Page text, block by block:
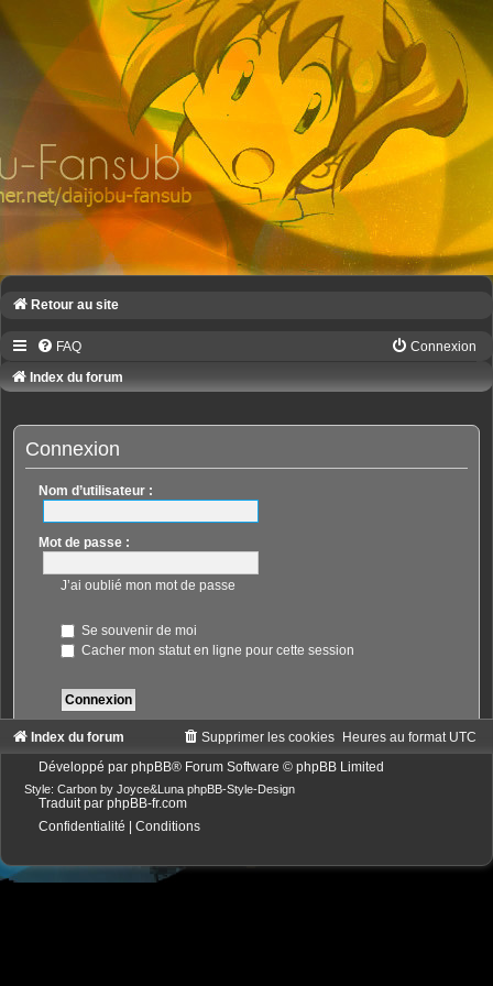
Retour au site
FAQ
Connexion
Index du forum
Connexion
Nom d’utilisateur :
Mot de passe :
J’ai oublié mon mot de passe
Se souvenir de moi
Cacher mon statut en ligne pour cette session
Index du forum Heures au format UTC
Supprimer les cookies
Développé parphpBB® Forum Software © phpBB Limited
Style: Carbon by Joyce&Luna phpBB-Style-Design
Traduit parphpBB-fr.com
Confidentialité |Conditions